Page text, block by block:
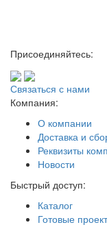
Присоединяйтесь:
Связаться с нами
Компания:
О компании
Доставка и
Реквизиты
Новости
Быстрый доступ:
Каталог
Готовые